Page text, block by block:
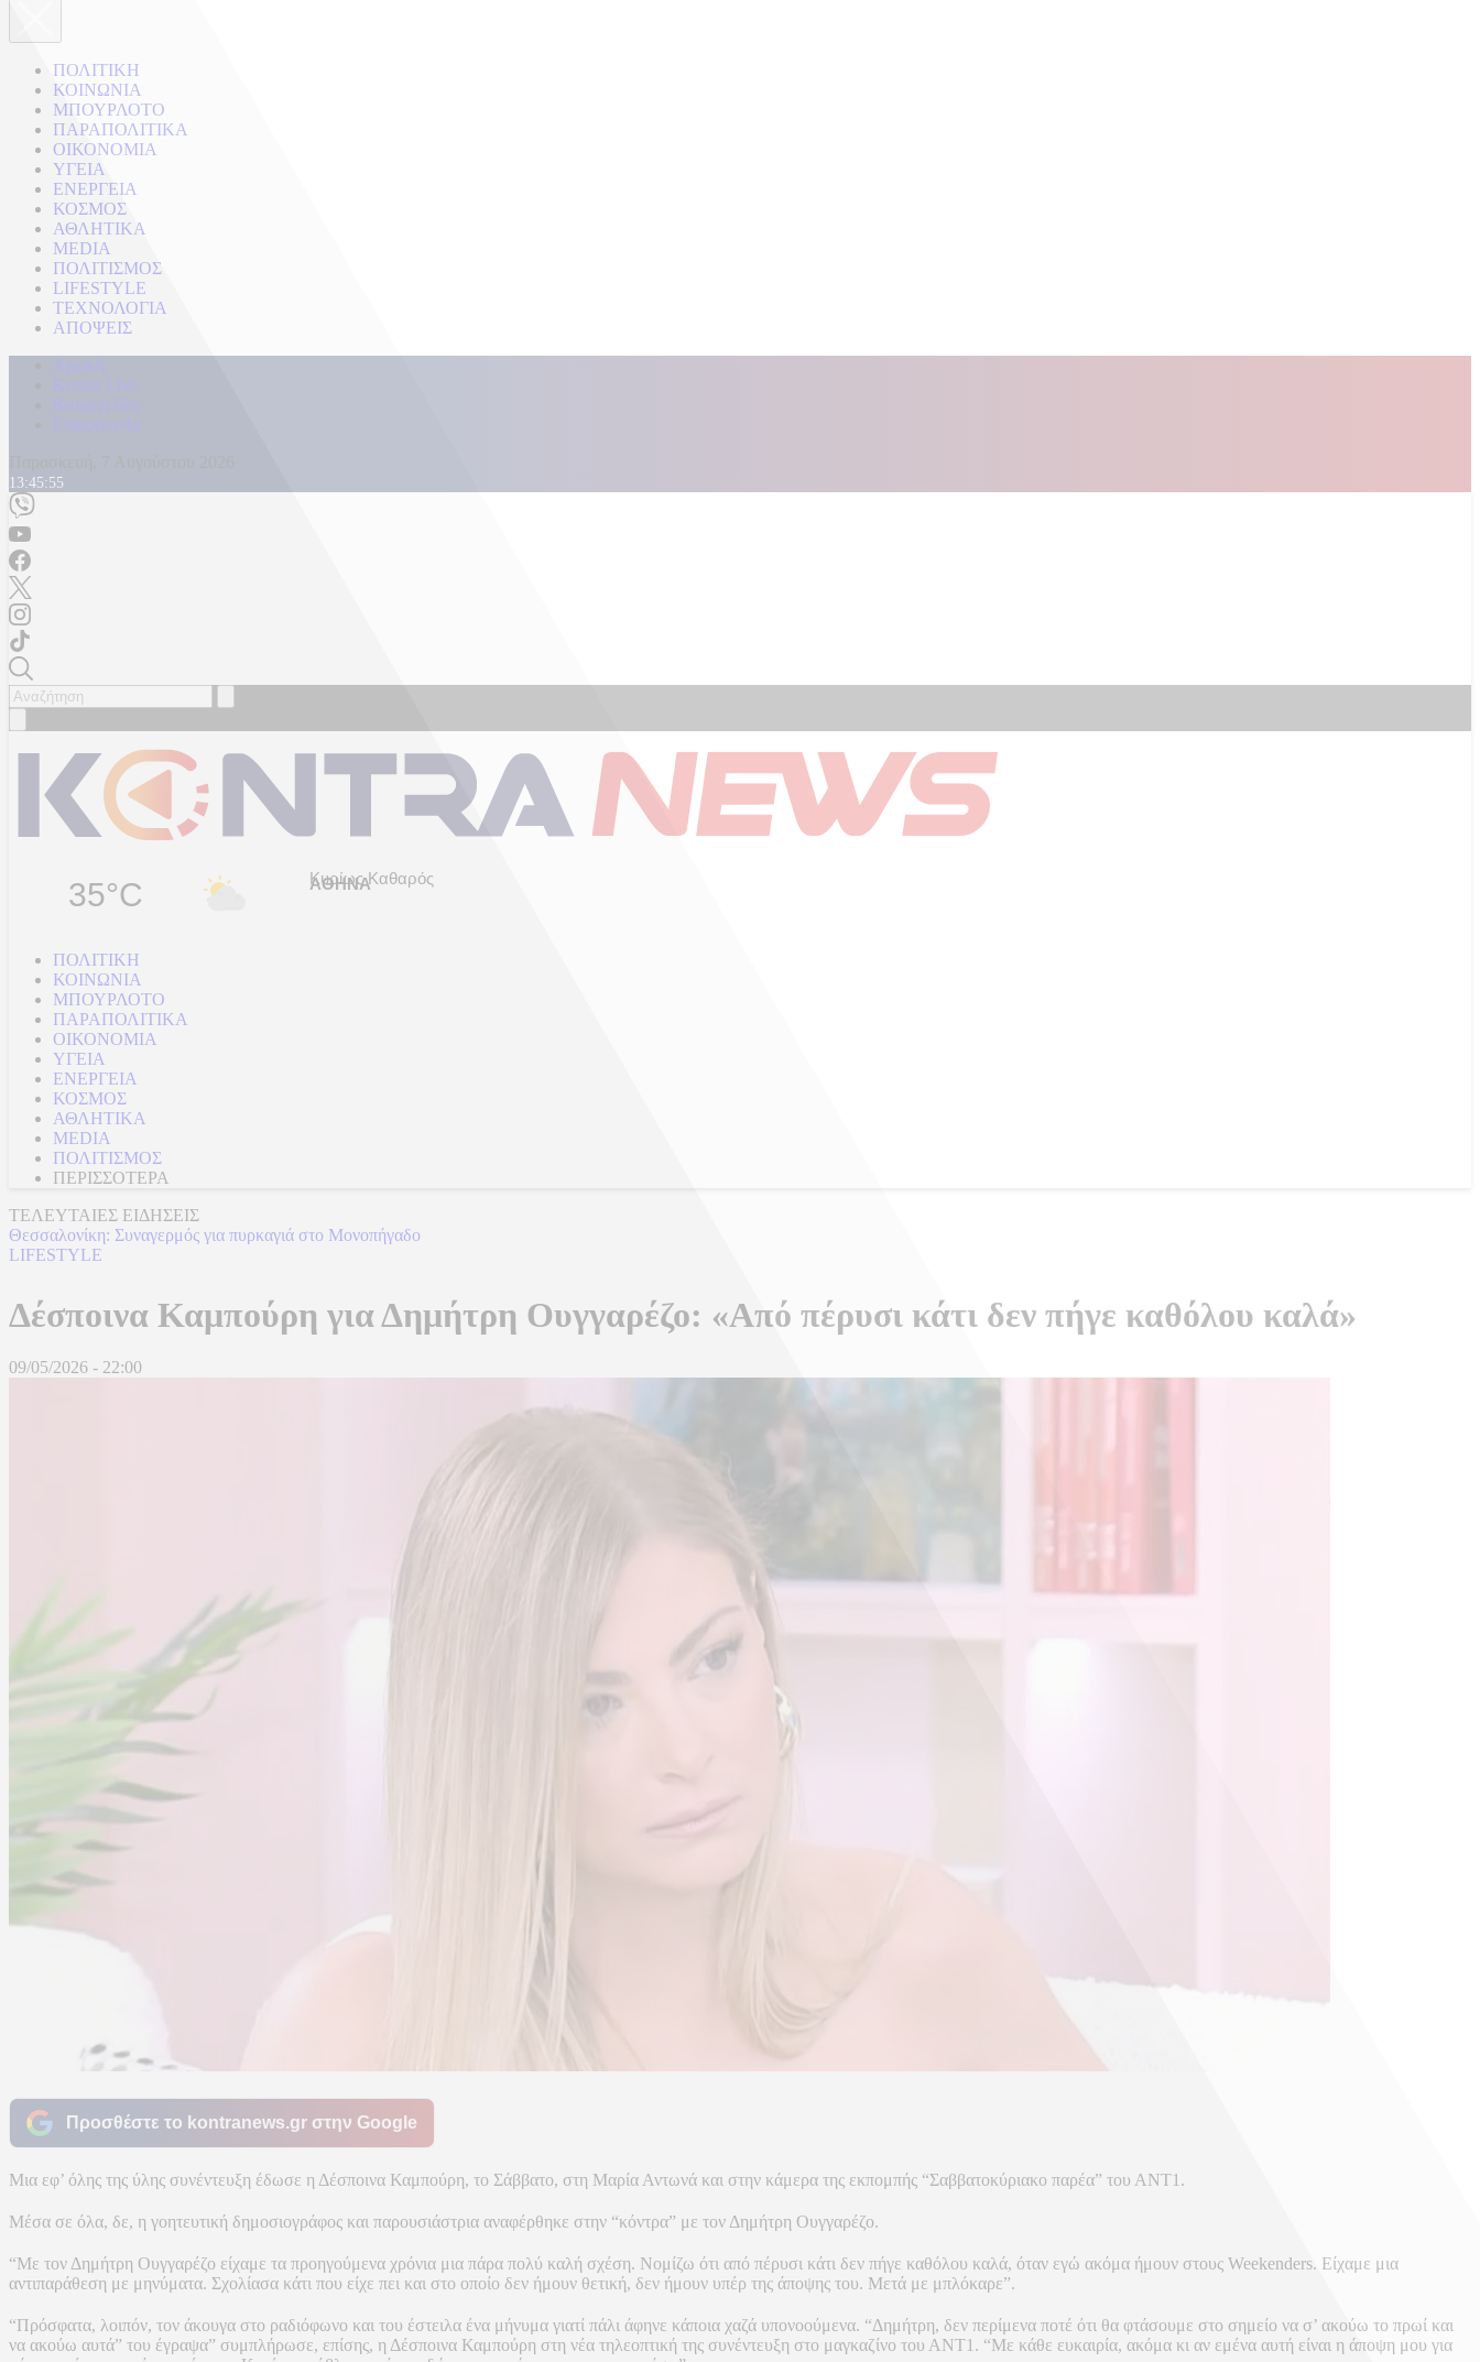
ΠΟΛΙΤΙΚΗ
ΚΟΙΝΩΝΙΑ
ΜΠΟΥΡΛΟΤΟ
ΠΑΡΑΠΟΛΙΤΙΚΑ
ΟΙΚΟΝΟΜΙΑ
ΥΓΕΙΑ
ΕΝΕΡΓΕΙΑ
ΚΟΣΜΟΣ
ΑΘΛΗΤΙΚΑ
MEDIA
ΠΟΛΙΤΙΣΜΟΣ
LIFESTYLE
ΤΕΧΝΟΛΟΓΙΑ
ΑΠΟΨΕΙΣ
Αρχική
Kontra Live
Καταγγελίες
Επικοινωνία
13:45:58
35°C Κυρίως Καθαρός
ΠΟΛΙΤΙΚΗ
ΚΟΙΝΩΝΙΑ
ΜΠΟΥΡΛΟΤΟ
ΠΑΡΑΠΟΛΙΤΙΚΑ
ΟΙΚΟΝΟΜΙΑ
ΥΓΕΙΑ
ΕΝΕΡΓΕΙΑ
ΚΟΣΜΟΣ
ΑΘΛΗΤΙΚΑ
MEDIA
ΠΟΛΙΤΙΣΜΟΣ
ΠΕΡΙΣΣΟΤΕΡΑ
ΤΕΛΕΥΤΑΙΕΣ ΕΙΔΗΣΕΙΣ
Θεσσαλονίκη: Συναγερμός για πυρκαγιά στο Μονοπήγαδο
LIFESTYLE
Δέσποινα Καμπούρη για Δημήτρη Ουγγαρέζο: «Από πέρυσι κάτι δεν πήγε καθόλου καλά»
09/05/2026 - 22:00
Προσθέστε το kontranews.gr στην Google
Μια εφ’ όλης της ύλης συνέντευξη έδωσε η Δέσποινα Καμπούρη, το Σάββατο, στη Μαρία Αντωνά και στην κάμερα της εκπομπής “Σαββατοκύριακο παρέα” του ΑΝΤ1.
Μέσα σε όλα, δε, η γοητευτική δημοσιογράφος και παρουσιάστρια αναφέρθηκε στην “κόντρα” με τον Δημήτρη Ουγγαρέζο.
“Με τον Δημήτρη Ουγγαρέζο είχαμε τα προηγούμενα χρόνια μια πάρα πολύ καλή σχέση. Νομίζω ότι από πέρυσι κάτι δεν πήγε καθόλου καλά, όταν εγώ ακόμα ήμουν στους Weekenders. Είχαμε μια
αντιπαράθεση με μηνύματα. Σχολίασα κάτι που είχε πει και στο οποίο δεν ήμουν θετική, δεν ήμουν υπέρ της άποψης του. Μετά με μπλόκαρε”.
“Πρόσφατα, λοιπόν, τον άκουγα στο ραδιόφωνο και του έστειλα ένα μήνυμα γιατί πάλι άφηνε κάποια χαζά υπονοούμενα. “Δημήτρη, δεν περίμενα ποτέ ότι θα φτάσουμε στο σημείο να σ’ ακούω το πρωί και
να ακούω αυτά” του έγραψα” συμπλήρωσε, επίσης, η Δέσποινα Καμπούρη στη νέα τηλεοπτική της συνέντευξη στο μαγκαζίνο του ΑΝΤ1. “Με κάθε ευκαιρία, ακόμα κι αν εμένα αυτή είναι η άποψη μου για